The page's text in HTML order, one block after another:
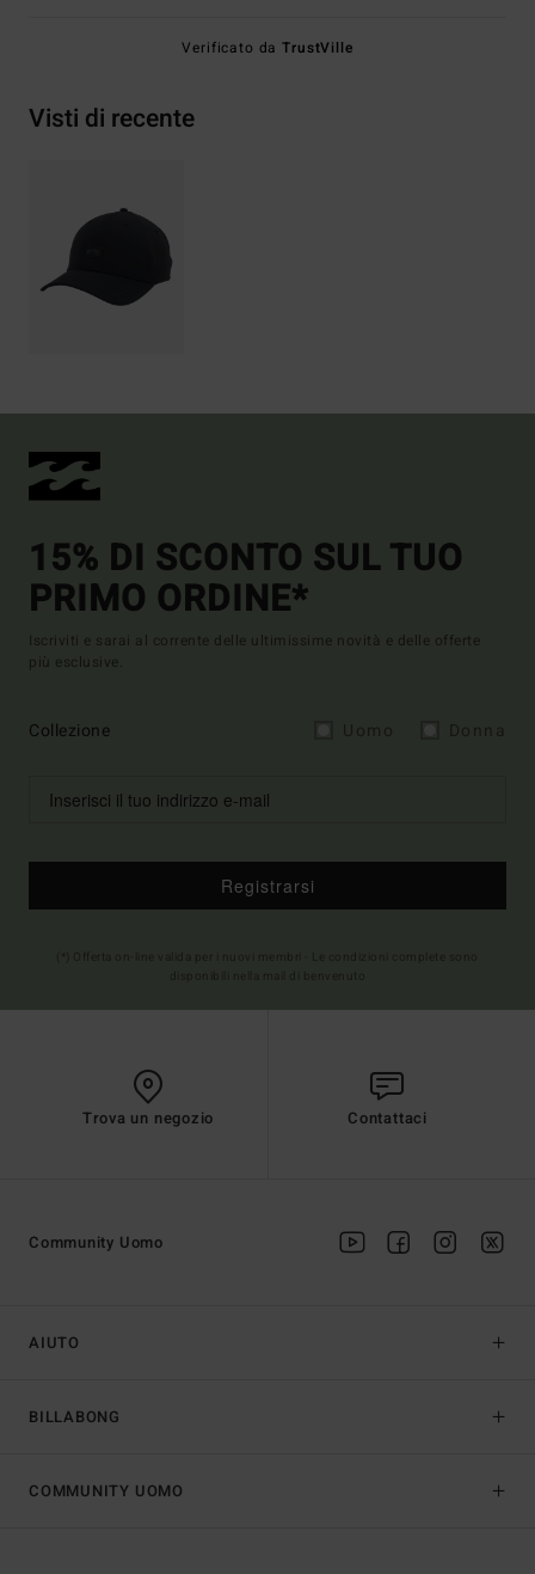
Verificato daTrustVille
Visti di recente
15% DI SCONTO SUL TUO
PRIMO ORDINE*
Iscriviti e sarai al corrente delle ultimissime novità e delle offerte
più esclusive.
Collezione
Registrarsi
Trova un negozio Contattaci
AIUTO
BILLABONG
Community Uomo
COMMUNITY UOMO